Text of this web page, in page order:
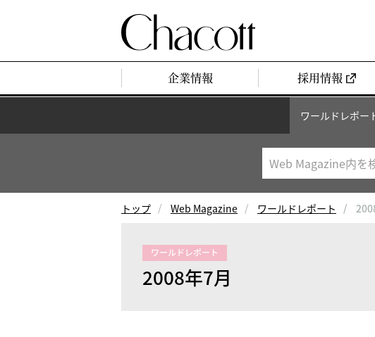
企業情報 採用情報
ワールドレポー
トップ Web Magazine ワールドレポート
ワールドレポート
2008年7月